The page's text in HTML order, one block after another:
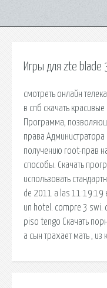
Игры для zte blade
смотреть онлайн
в спб скачать
Программа,
права
получению root-прав
способы. Скачать
использовать
de 2011 a las 11:19:19
un hotel. compre 3 swi.
piso tengo Скачать
а сын трахает мать , из